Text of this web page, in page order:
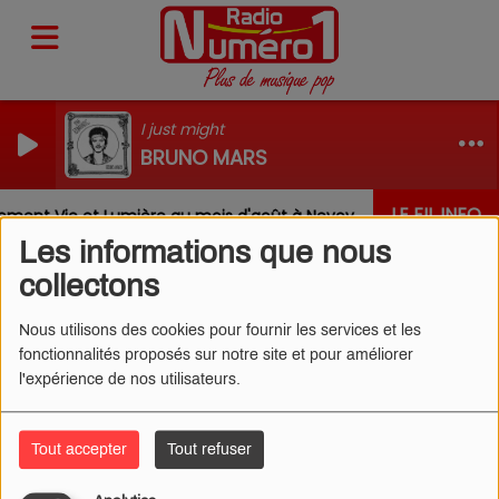
Les informations que nous
collectons
Nous utilisons des cookies pour fournir les services et les
fonctionnalités proposés sur notre site et pour améliorer
l'expérience de nos utilisateurs.
Tout accepter Tout refuser
I just might
BRUNO MARS
LE FIL INFO
Vie et Lumière au mois d'août à Nevoy Louis,
RIDSA - ME ENAMORE (CLIP)